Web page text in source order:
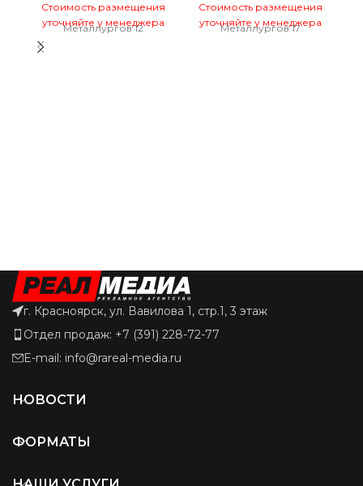
Стоимость размещения
уточняйте у менеджера
Металлургов 12
Стоимость размещения
уточняйте у менеджера
Металлургов 17
г. Красноярск, ул. Вавилова 1, стр.1, 3 этаж
Отдел продаж: +7 (391) 228-72-77
E-mail: info@rareal-media.ru
НОВОСТИ
ФОРМАТЫ